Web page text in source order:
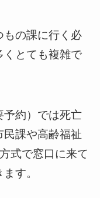
もの課に行く必
くとても複雑で
予約）では死亡
民課や高齢福祉
式で窓口に来て
す。